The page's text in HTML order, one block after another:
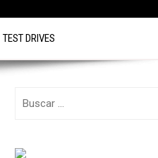
TEST DRIVES